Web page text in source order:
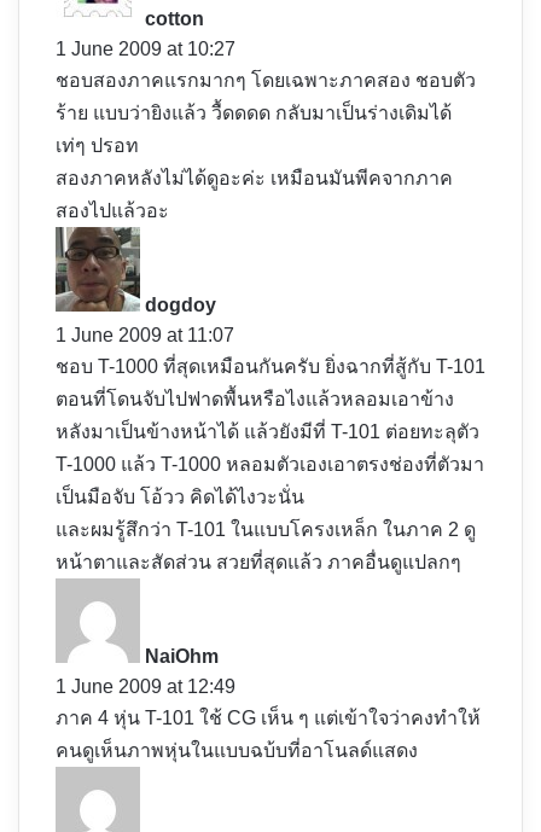
cotton
s
:
1 June 2009 at 10:27
ชอบสองภาคแรกมากๆ โดยเฉพาะภาคสอง ชอบตัว
ร้าย แบบว่ายิงแล้ว วื้ดดดด กลับมาเป็นร่างเดิมได้
เท่ๆ ปรอท
สองภาคหลังไม่ได้ดูอะค่ะ เหมือนมันพีคจากภาค
สองไปแล้วอะ
dogdoy
s
:
1 June 2009 at 11:07
ชอบ T-1000 ที่สุดเหมือนกันครับ ยิ่งฉากที่สู้กับ T-101
ตอนที่โดนจับไปฟาดพื้นหรือไงแล้วหลอมเอาข้าง
หลังมาเป็นข้างหน้าได้ แล้วยังมีที่ T-101 ต่อยทะลุตัว
T-1000 แล้ว T-1000 หลอมตัวเองเอาตรงช่องที่ตัวมา
เป็นมือจับ โอ้วว คิดได้ไงวะนั่น
และผมรู้สึกว่า T-101 ในแบบโครงเหล็ก ในภาค 2 ดู
หน้าตาและสัดส่วน สวยที่สุดแล้ว ภาคอื่นดูแปลกๆ
NaiOhm
s
:
1 June 2009 at 12:49
ภาค 4 หุ่น T-101 ใช้ CG เห็น ๆ แต่เข้าใจว่าคงทำให้
คนดูเห็นภาพหุ่นในแบบฉบ้บที่อาโนลด์แสดง